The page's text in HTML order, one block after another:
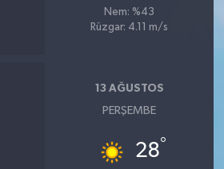
Nem: %43
Rüzgar: 4.11 m/s
13 AĞUSTOS
PERŞEMBE
28°